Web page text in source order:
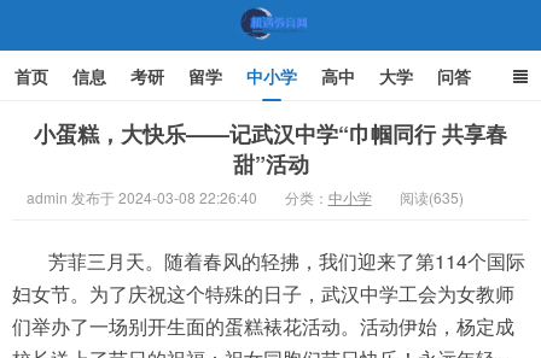
机遇教育网
首页 信息 考研 留学 中小学 高中 大学 问答
文化 家庭教育
小蛋糕，大快乐——记武汉中学“巾帼同行 共享春
甜”活动
admin 发布于 2024-03-08 22:26:40 分类： 中小学 阅读(635)
芳菲三月天。随着春风的轻拂，我们迎来了第114个国际
妇女节。为了庆祝这个特殊的日子，武汉中学工会为女教师
们举办了一场别开生面的蛋糕裱花活动。活动伊始，杨定成